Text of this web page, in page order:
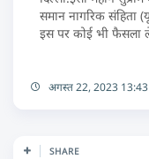
समान नागरिक संहिता
इस पर कोई भी फैसला
अगस्त 22, 2023 13:43
SHARE